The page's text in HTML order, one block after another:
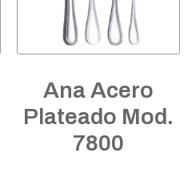
Ana Acero
Plateado Mod.
7800